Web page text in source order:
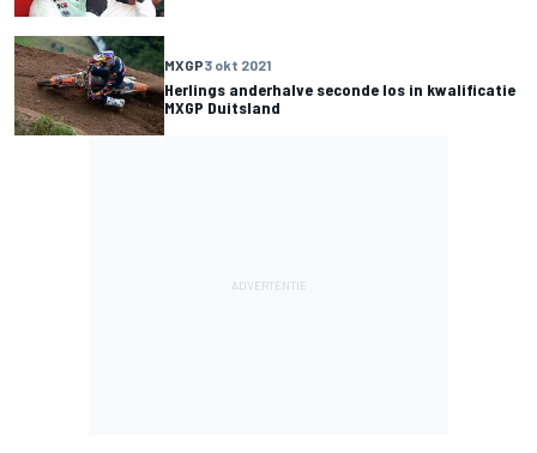
MXGP3 okt 2021
Herlings anderhalve seconde los in kwalificatie
MXGP Duitsland